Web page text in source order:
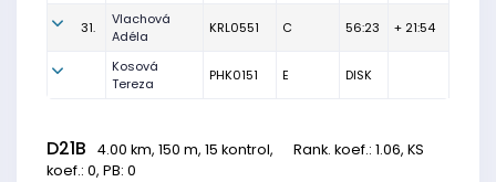
31.
Vlachová
Adéla
KRL0551 C 56:23 + 21:54
Kosová
Tereza
PHK0151 E DISK
D21B 4.00 km, 150 m, 15 kontrol, Rank. koef.: 1.06, KS
koef.: 0, PB: 0